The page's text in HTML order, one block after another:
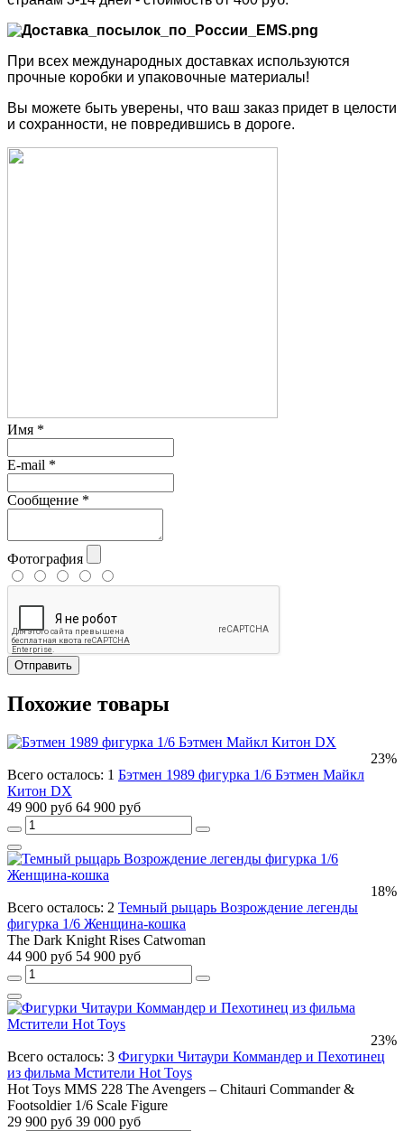
При всех международных доставках используются
прочные коробки и упаковочные материалы!
Вы можете быть уверены, что ваш заказ придет в целости
и сохранности, не повредившись в дороге.
Имя *
E-mail *
Сообщение *
Фотография
Отправить
Похожие товары
23%
Всего осталось: 1 Бэтмен 1989 фигурка 1/6 Бэтмен Майкл
Китон DX
49 900 руб 64 900 руб
18%
Всего осталось: 2 Темный рыцарь Возрождение легенды
фигурка 1/6 Женщина-кошка
The Dark Knight Rises Catwoman
44 900 руб 54 900 руб
23%
Всего осталось: 3 Фигурки Читаури Коммандер и Пехотинец
из фильма Мстители Hot Toys
Hot Toys MMS 228 The Avengers – Chitauri Commander &
Footsoldier 1/6 Scale Figure
29 900 руб 39 000 руб